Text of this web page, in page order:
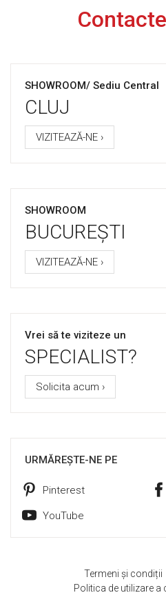
SHOWROOM/ Sediu Central
CLUJ
VIZITEAZĂ-NE ›
SHOWROOM
BUCUREȘTI
VIZITEAZĂ-NE ›
Vrei să te viziteze un
SPECIALIST?
Solicita acum ›
URMĂREȘTE-NE PE
Pinterest
YouTube
Termeni și condiții
Politica de utilizare a